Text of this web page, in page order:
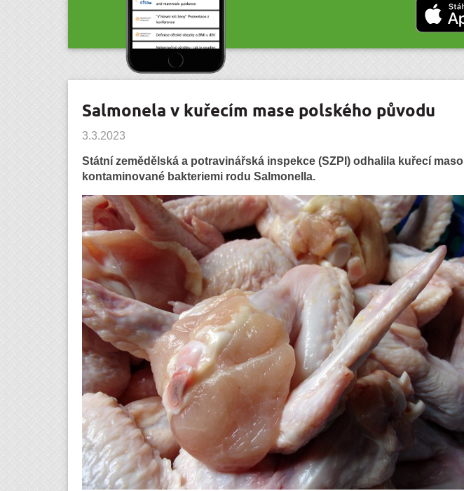
Salmonela v kuřecím mase polského původu
3.3.2023
Státní zemědělská a potravinářská inspekce (SZPI) odhalila kuřecí maso
kontaminované bakteriemi rodu Salmonella.